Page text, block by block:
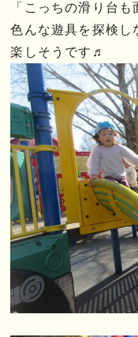
「こっちの滑り台も
色んな遊具を探検し
楽しそうです♬